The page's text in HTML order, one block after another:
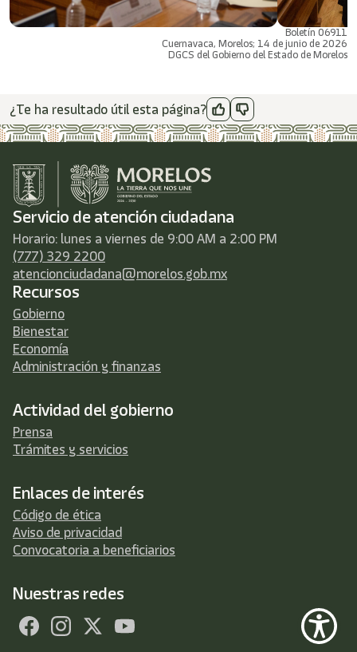
Boletín 06911
Cuernavaca, Morelos; 14 de junio de 2026
DGCS del Gobierno del Estado de Morelos
¿Te ha resultado útil esta página?
Servicio de atención ciudadana
Horario: lunes a viernes de 9:00 AM a 2:00 PM
(777) 329 2200
atencionciudadana@morelos.gob.mx
Recursos
Gobierno
Bienestar
Economía
Administración y finanzas
Actividad del gobierno
Prensa
Trámites y servicios
Enlaces de interés
Código de ética
Aviso de privacidad
Convocatoria a beneficiarios
Nuestras redes